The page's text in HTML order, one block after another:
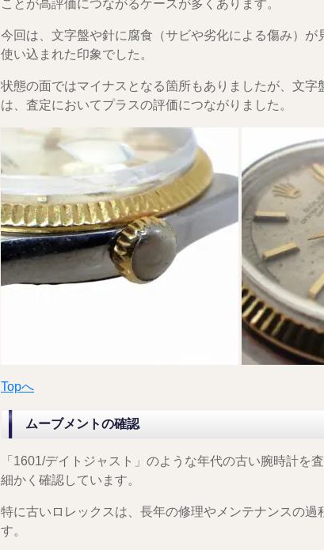
ことが高評価につながるケースが多くあります。
今回は、文字盤や針に腐食（サビや劣化による傷み）
使い込まれた印象でした。
状態の面ではマイナスとなる箇所もありましたが、文
は、査定においてプラスの評価につながりました。
Topへ
ムーブメントの確認
「1601/デイトジャスト」のような年代の古い腕時計
細かく確認しています。
特に古いロレックスは、長年の修理やメンテナンスの
す。